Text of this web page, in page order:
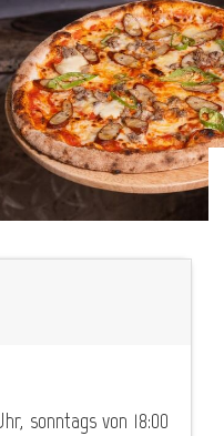
sonntags von 18:00